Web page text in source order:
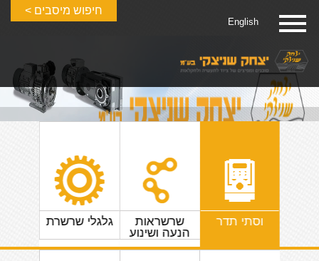
חיפוש מיסבים >
English
וסתי תדר
שרשראות
הנעה ושינוע
גלגלי שרשרת